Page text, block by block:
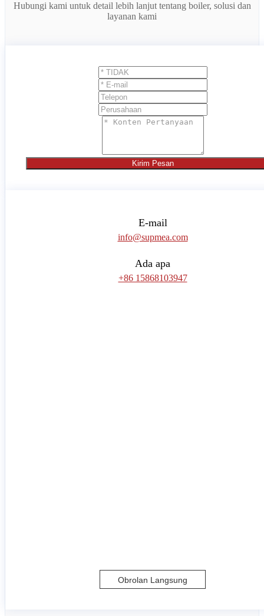
Hubungi kami untuk detail lebih lanjut tentang boiler, solusi dan
layanan kami
Kirim Pesan
E-mail
info@supmea.com
Ada apa
+86 15868103947
Obrolan Langsung